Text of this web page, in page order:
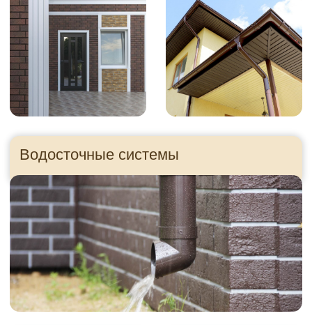
Утеплитель
Панели для цоколя